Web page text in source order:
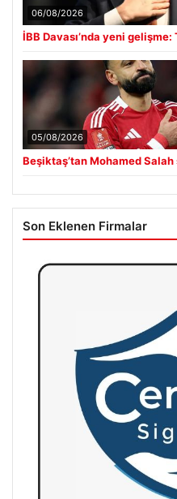
06/08/2026
İBB Davası’nda yeni gelişme:
05/08/2026
Beşiktaş’tan Mohamed Salah
Son Eklenen Firmalar